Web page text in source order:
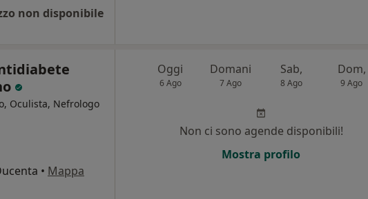
non disponibile
Oculista, Nefrologo
• Mappa
Oggi
6 Ago
Domani
7 Ago
Sab,
8 Ago
Dom,
9 Ago
Non ci sono agende disponibili!
Mostra profilo